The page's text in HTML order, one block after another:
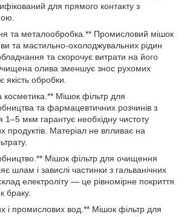
для прямого контакту з
та металообробка.** Промисловий мішок
та мастильно-охолоджувальних рідин
та скорочує витрати на його
олива зменшує знос рухомих
якість обробки.
Мішок фільтр для
та фармацевтичних розчинів з
1–5 мкм гарантує необхідну чистоту
продуктів. Матеріал не впливає на
Мішок фільтр для очищення
шлам і завислі частинки з гальванічних
електроліту — це рівномірне покриття
браку.
і промислових вод.** Мішок фільтр для